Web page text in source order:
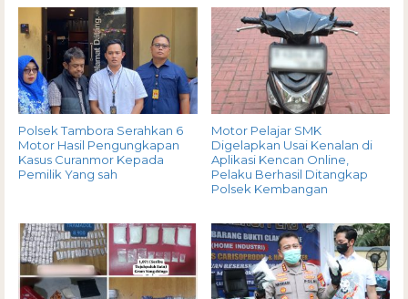
Polsek Tambora Serahkan 6
Motor Hasil Pengungkapan
Kasus Curanmor Kepada
Pemilik Yang sah
Motor Pelajar SMK
Digelapkan Usai Kenalan di
Aplikasi Kencan Online,
Pelaku Berhasil Ditangkap
Polsek Kembangan